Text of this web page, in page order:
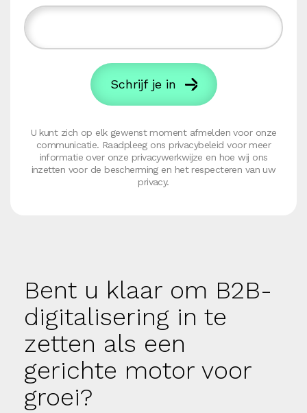
U kunt zich op elk gewenst moment afmelden voor onze
communicatie. Raadpleeg ons privacybeleid voor meer
informatie over onze privacywerkwijze en hoe wij ons
inzetten voor de bescherming en het respecteren van uw
privacy.
Bent u klaar om B2B-
digitalisering in te
zetten als een
gerichte motor voor
groei?